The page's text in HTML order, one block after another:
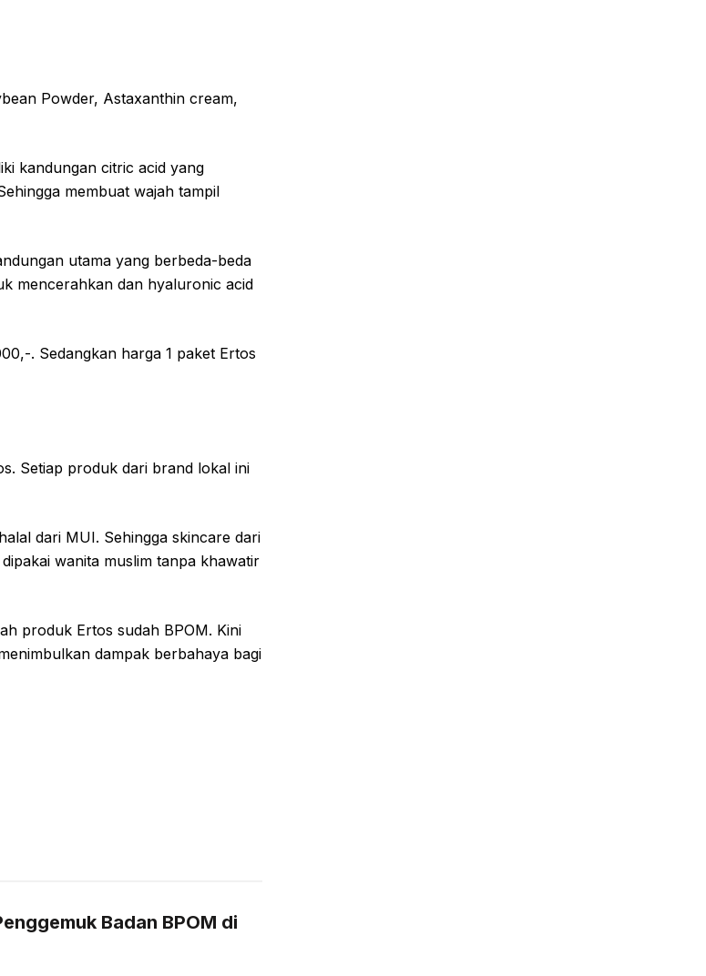
Powder, Astaxanthin cream,
kandungan citric acid yang
membuat wajah tampil
utama yang berbeda-beda
mencerahkan dan hyaluronic acid
. Sedangkan harga 1 paket Ertos
Setiap produk dari brand lokal ini
dari MUI. Sehingga skincare dari
wanita muslim tanpa khawatir
produk Ertos sudah BPOM. Kini
dampak berbahaya bagi
Badan BPOM di